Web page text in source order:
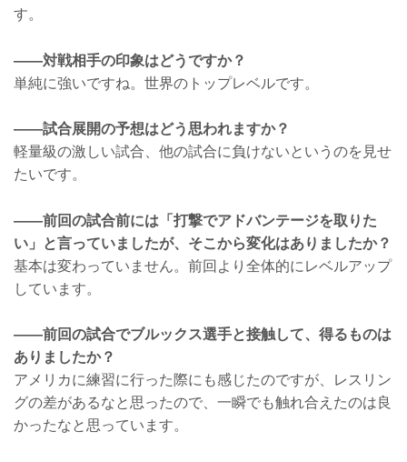
す。
——対戦相手の印象はどうですか？
単純に強いですね。世界のトップレベルです。
——試合展開の予想はどう思われますか？
軽量級の激しい試合、他の試合に負けないというのを見せ
たいです。
——前回の試合前には「打撃でアドバンテージを取りた
い」と言っていましたが、そこから変化はありましたか？
基本は変わっていません。前回より全体的にレベルアップ
しています。
——前回の試合でブルックス選手と接触して、得るものは
ありましたか？
アメリカに練習に行った際にも感じたのですが、レスリン
グの差があるなと思ったので、一瞬でも触れ合えたのは良
かったなと思っています。